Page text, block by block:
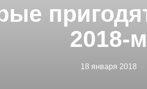
2018-м
18 января 2018